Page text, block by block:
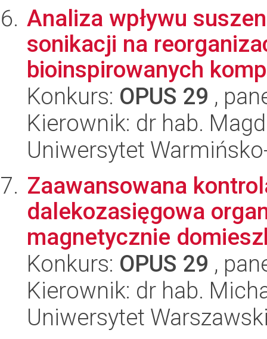
Analiza wpływu
sonikacji na
bioinspirowanych
Konkurs: OPUS 29 ,
Kierownik: dr hab.
Uniwersytet
Zaawansowana
dalekozasięgowa
magnetycznie
Konkurs: OPUS 29 ,
Kierownik: dr hab.
Uniwersytet